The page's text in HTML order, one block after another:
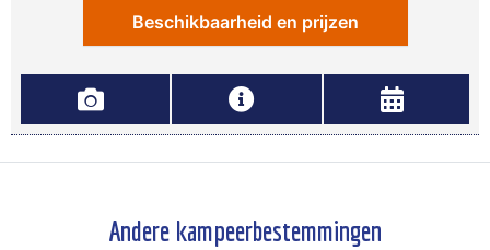
Beschikbaarheid en prijzen
Andere kampeerbestemmingen